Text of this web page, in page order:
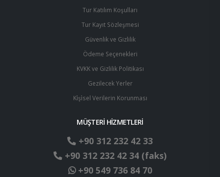
Tur Katılım Koşulları
Tur Kayıt Sözleşmesi
Güvenlik ve Gizlilik
Ödeme Seçenekleri
KVKK ve Gizlilik Politikası
Gezilecek Yerler
Ki̇şi̇sel Verilerin Korunması
MÜŞTERİ HİZMETLERİ
+90 312 232 42 33
+90 312 232 42 34 (faks)
+90 549 736 84 70